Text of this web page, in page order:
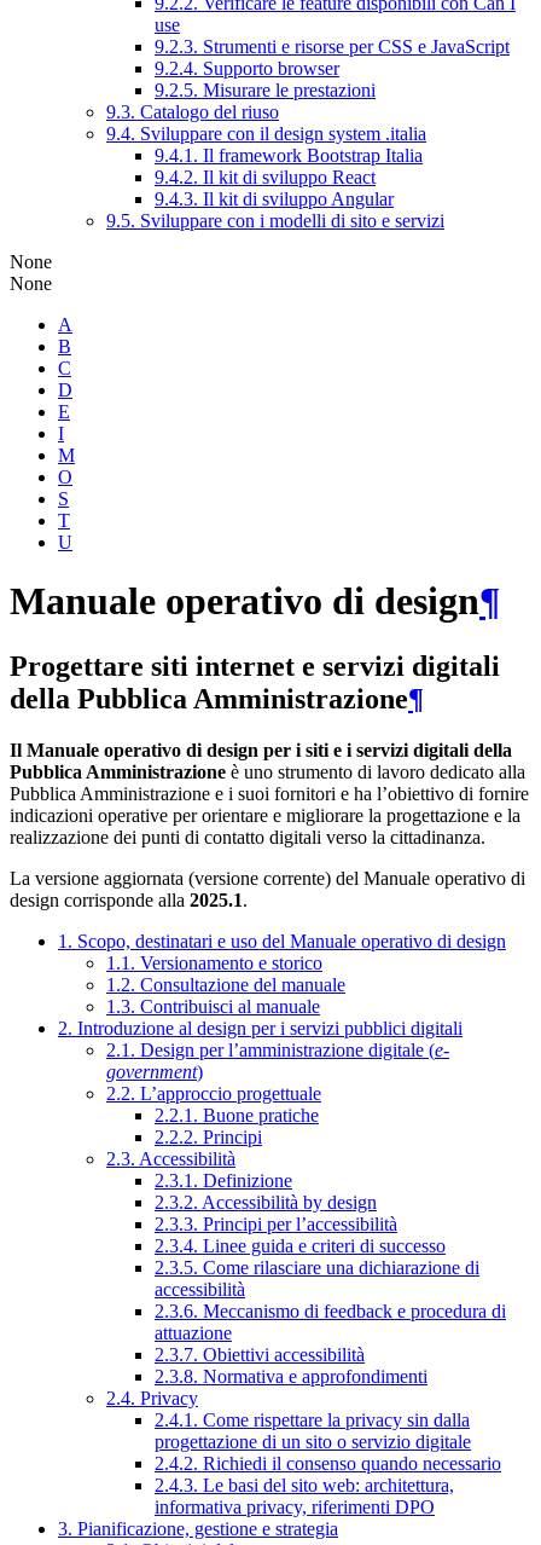
use
9.2.3. Strumenti e risorse per CSS e JavaScript
9.2.4. Supporto browser
9.2.5. Misurare le prestazioni
9.3. Catalogo del riuso
9.4. Sviluppare con il design system .italia
9.4.1. Il framework Bootstrap Italia
9.4.2. Il kit di sviluppo React
9.4.3. Il kit di sviluppo Angular
9.5. Sviluppare con i modelli di sito e servizi
None
None
A
B
C
D
E
I
M
O
S
T
U
Manuale operativo di design¶
Progettare siti internet e servizi digitali
della Pubblica Amministrazione¶
Il Manuale operativo di design per i siti e i servizi digitali della
Pubblica Amministrazione è uno strumento di lavoro dedicato alla
Pubblica Amministrazione e i suoi fornitori e ha l’obiettivo di fornire
indicazioni operative per orientare e migliorare la progettazione e la
realizzazione dei punti di contatto digitali verso la cittadinanza.
La versione aggiornata (versione corrente) del Manuale operativo di
design corrisponde alla 2025.1.
1. Scopo, destinatari e uso del Manuale operativo di design
1.1. Versionamento e storico
1.2. Consultazione del manuale
1.3. Contribuisci al manuale
2. Introduzione al design per i servizi pubblici digitali
2.1. Design per l’amministrazione digitale (e-
government)
2.2. L’approccio progettuale
2.2.1. Buone pratiche
2.2.2. Principi
2.3. Accessibilità
2.3.1. Definizione
2.3.2. Accessibilità by design
2.3.3. Principi per l’accessibilità
2.3.4. Linee guida e criteri di successo
2.3.5. Come rilasciare una dichiarazione di
accessibilità
2.3.6. Meccanismo di feedback e procedura di
attuazione
2.3.7. Obiettivi accessibilità
2.3.8. Normativa e approfondimenti
2.4. Privacy
2.4.1. Come rispettare la privacy sin dalla
progettazione di un sito o servizio digitale
2.4.2. Richiedi il consenso quando necessario
2.4.3. Le basi del sito web: architettura,
informativa privacy, riferimenti DPO
3. Pianificazione, gestione e strategia